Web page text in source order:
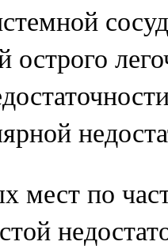
острого
мест по